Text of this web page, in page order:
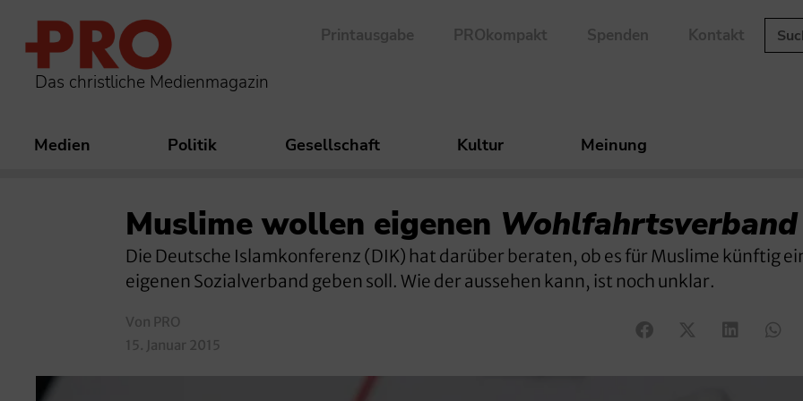
Das christliche Medienmagazin
Printausgabe PROkompakt Spenden Kontakt
Medien Politik Gesellschaft Kultur Meinung
Muslime wollen eigenen Wohlfahrtsverband
Die Deutsche Islamkonferenz (DIK) hat darüber beraten, ob es für Muslime künftig
eigenen Sozialverband geben soll. Wie der aussehen kann, ist noch unklar.
Von PRO
15. Januar 2015